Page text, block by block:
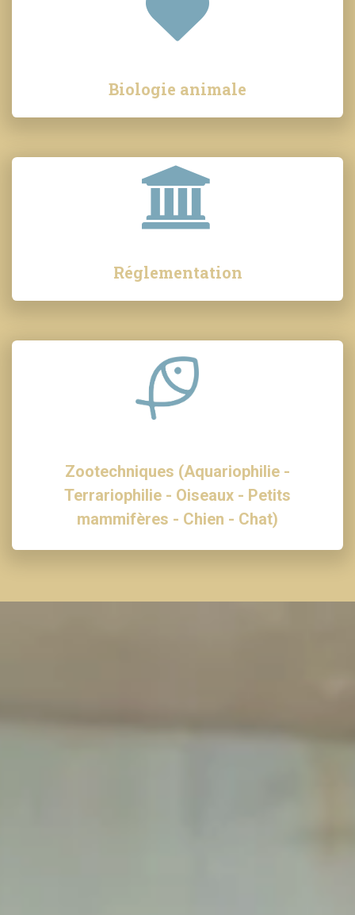
Biologie animale
Réglementation
Zootechniques (Aquariophilie -
Terrariophilie - Oiseaux - Petits
mammifères - Chien - Chat)